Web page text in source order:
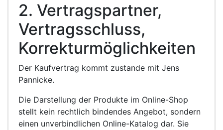
2. Vertragspartner,
Vertragsschluss,
Korrekturmöglichkeiten
Der Kaufvertrag kommt zustande mit Jens
Pannicke.
Die Darstellung der Produkte im Online-Shop
stellt kein rechtlich bindendes Angebot, sondern
einen unverbindlichen Online-Katalog dar. Sie